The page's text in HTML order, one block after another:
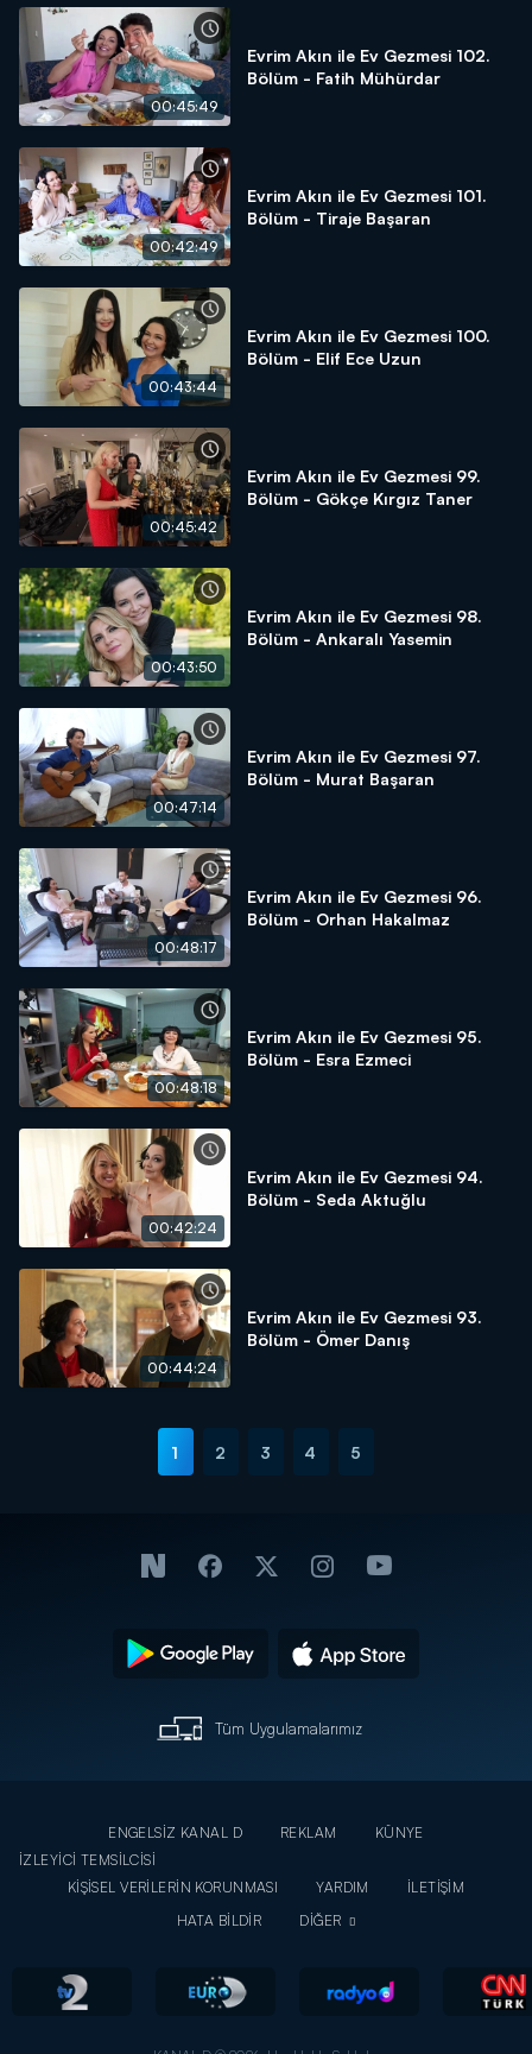
00:45:49
Evrim Akın ile Ev Gezmesi 102.
Bölüm - Fatih Mühürdar
00:42:49
Evrim Akın ile Ev Gezmesi 101.
Bölüm - Tiraje Başaran
00:43:44
Evrim Akın ile Ev Gezmesi 100.
Bölüm - Elif Ece Uzun
00:45:42
Evrim Akın ile Ev Gezmesi 99.
Bölüm - Gökçe Kırgız Taner
00:43:50
Evrim Akın ile Ev Gezmesi 98.
Bölüm - Ankaralı Yasemin
00:47:14
Evrim Akın ile Ev Gezmesi 97.
Bölüm - Murat Başaran
00:48:17
Evrim Akın ile Ev Gezmesi 96.
Bölüm - Orhan Hakalmaz
00:48:18
Evrim Akın ile Ev Gezmesi 95.
Bölüm - Esra Ezmeci
00:42:24
Evrim Akın ile Ev Gezmesi 94.
Bölüm - Seda Aktuğlu
00:44:24
Evrim Akın ile Ev Gezmesi 93.
Bölüm - Ömer Danış
1 2 3 4 5
Tüm Uygulamalarımız
ENGELSİZ KANAL D REKLAM
KÜNYE
İZLEYİCİ TEMSİLCİSİ
KİŞİSEL VERİLERİN KORUNMASI
YARDIM
İLETİŞİM
HATA BİLDİR
DİĞER